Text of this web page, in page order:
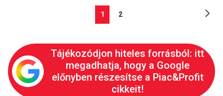
1 2
Tájékozódjon hiteles forrásból: itt
megadhatja, hogy a Google
előnyben részesítse a Piac&Profit
cikkeit!